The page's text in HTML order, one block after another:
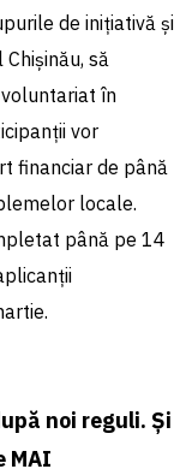
de inițiativă și
să
în
vor
financiar de până
locale.
până pe 14
noi reguli. Și
MAI